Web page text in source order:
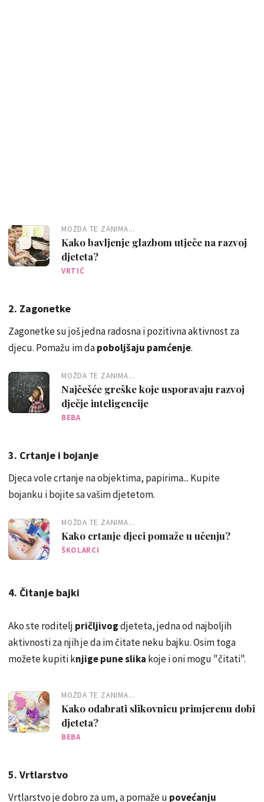
MOŽDA TE ZANIMA...
Kako bavljenje glazbom utječe na razvoj
djeteta?
VRTIĆ
2. Zagonetke
Zagonetke su još jedna radosna i pozitivna aktivnost za
djecu. Pomažu im dapoboljšaju pamćenje.
MOŽDA TE ZANIMA...
Najčešće greške koje usporavaju razvoj
dječje inteligencije
BEBA
3. Crtanje i bojanje
Djeca vole crtanje na objektima, papirima... Kupite
bojanku i bojite sa vašim djetetom.
MOŽDA TE ZANIMA...
Kako crtanje djeci pomaže u učenju?
ŠKOLARCI
4. Čitanje bajki
Ako ste roditelj pričljivogdjeteta, jedna od najboljih
aktivnosti za njih je da im čitate neku bajku. Osim toga
možete kupiti knjige pune slika koje i oni mogu "čitati".
MOŽDA TE ZANIMA...
Kako odabrati slikovnicu primjerenu dobi
djeteta?
BEBA
5. Vrtlarstvo
Vrtlarstvo je dobro za um, a pomaže u povećanju